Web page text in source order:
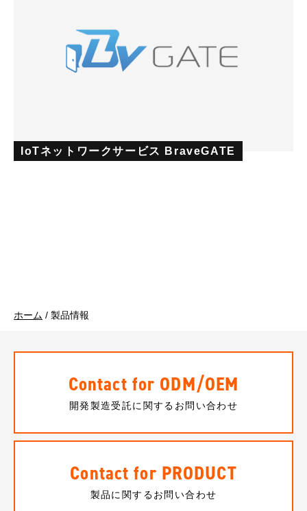
IoTネットワークサービス BraveGATE
ホーム / 製品情報
Contact for ODM/OEM
開発製造受託に関するお問い合わせ
Contact for PRODUCT
製品に関するお問い合わせ